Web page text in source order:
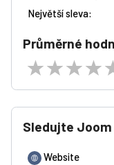
Největší sleva:
Průměrné
Sledujte Joom
Website